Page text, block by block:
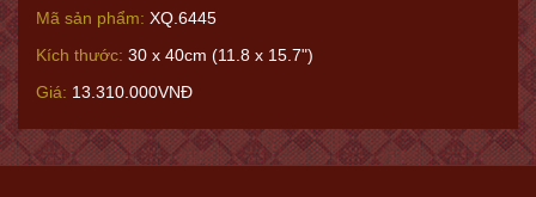
Mã sản phẩm: XQ.6445
Kích thước: 30 x 40cm (11.8 x 15.7")
Giá: 13.310.000VNĐ